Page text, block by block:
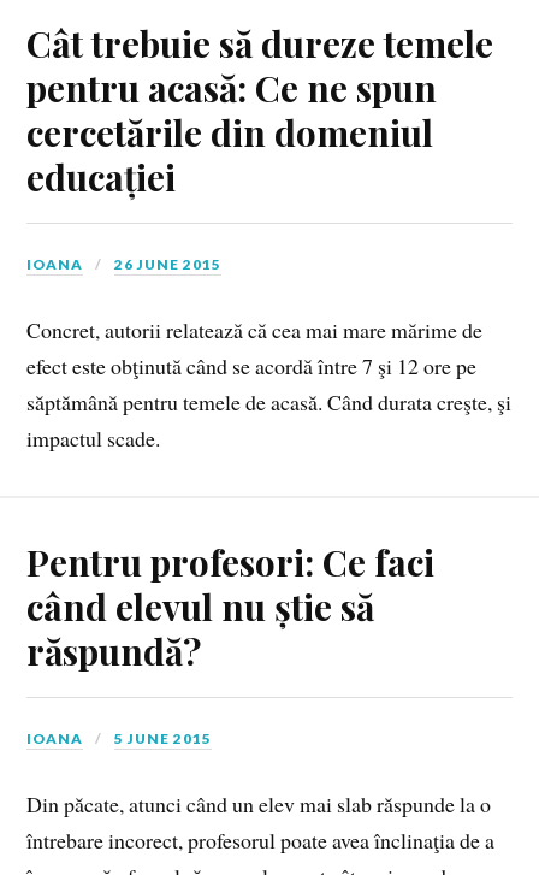
Cât trebuie să dureze temele
pentru acasă: Ce ne spun
cercetările din domeniul
educației
IOANA 26 JUNE 2015
Concret, autorii relatează că cea mai mare mărime de
efect este obţinută când se acordă între 7 şi 12 ore pe
săptămână pentru temele de acasă. Când durata creşte, şi
impactul scade.
Pentru profesori: Ce faci
când elevul nu știe să
răspundă?
IOANA 5 JUNE 2015
Din păcate, atunci când un elev mai slab răspunde la o
întrebare incorect, profesorul poate avea înclinaţia de a